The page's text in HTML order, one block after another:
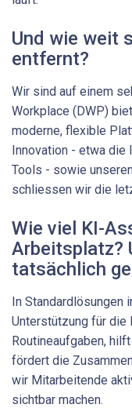
Und wie weit
entfernt?
Wir sind auf einem
Workplace (DWP)
moderne, flexible
Innovation - etwa die
Tools - sowie
schliessen wir die
Wie viel KI-
Arbeitsplatz?
tatsächlich
In Standardlösungen
Unterstützung für die
Routineaufgaben,
fördert die
wir Mitarbeitende
sichtbar machen.